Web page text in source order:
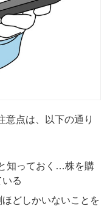
意点は、以下の通り
知っておく…株を購
る
どしかいないことを